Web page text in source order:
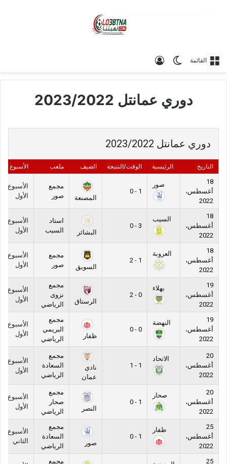
القائمة الوضع المظلم
دوري عمانتل 2023/2022
دوري عمانتل 2023/2022
التاريخ الرئيسية الوقت/النتيجة الضيف ملعب الأسبوع
18
أغسطس،
2022
صور
1 - 0
المصنعة
مجمع
صور
الأسبوع
الأول
18
أغسطس،
2022
السيب
3 - 0
البشائر
استاد
السيب
الأسبوع
الأول
18
أغسطس،
2022
العروبة
1 - 2
السويق
مجمع
صور
الأسبوع
الأول
19
أغسطس،
2022
بهلاء
0 - 2
الرستاق
مجمع
نزوى
الرياضي
الأسبوع
الأول
19
أغسطس،
2022
النهضة
0 - 0
ظفار
مجمع
البريمي
الرياضي
الأسبوع
الأول
20
أغسطس،
2022
الاتحاد
1 - 1
نادي
عمان
مجمع
السعادة
الرياضي
الأسبوع
الأول
20
أغسطس،
2022
صحار
1 - 0
النصر
مجمع
صحار
الرياضي
الأسبوع
الأول
25
أغسطس،
2022
ظفار
1 - 0
صور
مجمع
السعادة
الرياضي
الأسبوع
الثاني
25
مجمع